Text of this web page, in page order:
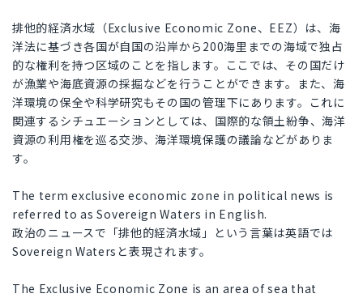
排他的経済水域（Exclusive Economic Zone、EEZ）は、海
洋法に基づき各国が自国の沿岸から200海里までの海域で独占
的な権利を持つ区域のことを指します。ここでは、その国だけ
が漁業や海底資源の採掘などを行うことができます。また、海
洋環境の保全や科学研究もその国の管理下にあります。これに
関連するシチュエーションとしては、国際的な領土紛争、海洋
資源の利用権を巡る交渉、海洋環境保護の議論などがありま
す。
The term exclusive economic zone in political news is
referred to as Sovereign Waters in English.
政治のニュースで「排他的経済水域」という言葉は英語では
Sovereign Watersと表現されます。
The Exclusive Economic Zone is an area of sea that